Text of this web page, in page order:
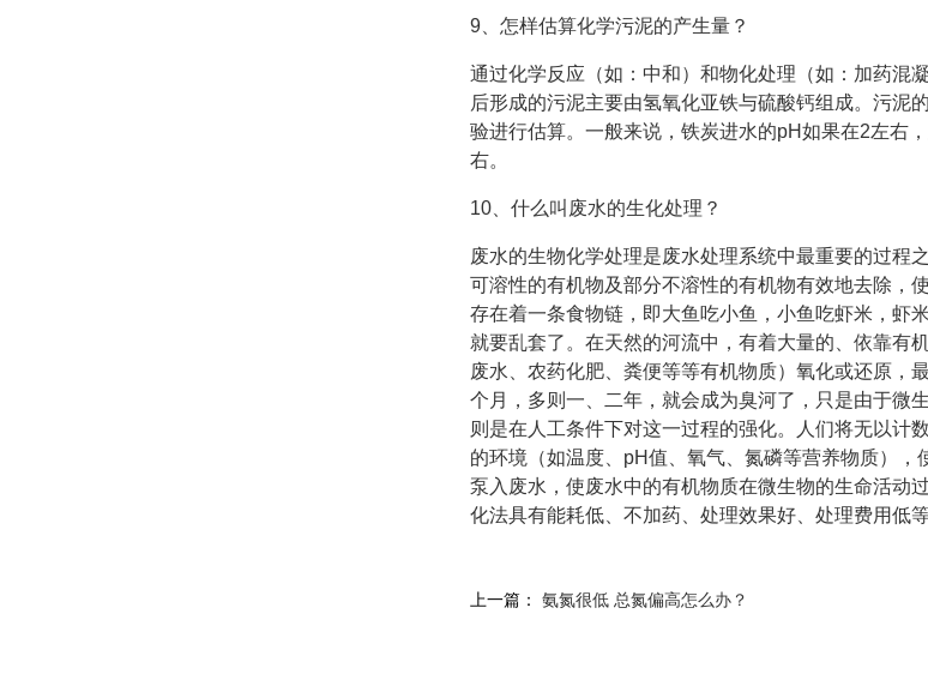
9、怎样估算化学污泥的产生量？
通过化学反应（如：中和）和物化处理（如：加药混
后形成的污泥主要由氢氧化亚铁与硫酸钙组成。污泥
验进行估算。一般来说，铁炭进水的pH如果在2左右
右。
10、什么叫废水的生化处理？
废水的生物化学处理是废水处理系统中最重要的过程
可溶性的有机物及部分不溶性的有机物有效地去除，
存在着一条食物链，即大鱼吃小鱼，小鱼吃虾米，虾
就要乱套了。在天然的河流中，有着大量的、依靠有
废水、农药化肥、粪便等等有机物质）氧化或还原，
个月，多则一、二年，就会成为臭河了，只是由于微
则是在人工条件下对这一过程的强化。人们将无以计
的环境（如温度、pH值、氧气、氮磷等营养物质）
泵入废水，使废水中的有机物质在微生物的生命活动
化法具有能耗低、不加药、处理效果好、处理费用低等
上一篇： 氨氮很低 总氮偏高怎么办？